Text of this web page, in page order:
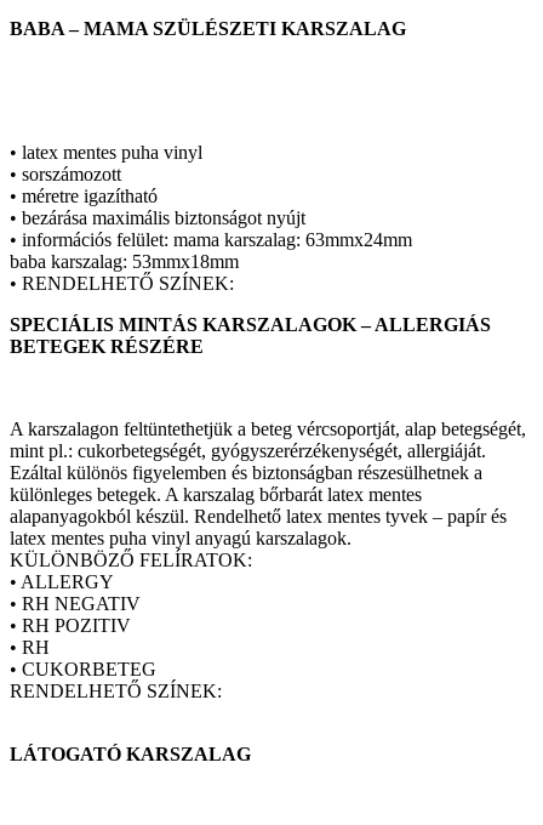
BABA – MAMA SZÜLÉSZETI KARSZALAG
• latex mentes puha vinyl
• sorszámozott
• méretre igazítható
• bezárása maximális biztonságot nyújt
• információs felület: mama karszalag: 63mmx24mm
baba karszalag: 53mmx18mm
• RENDELHETŐ SZÍNEK:
SPECIÁLIS MINTÁS KARSZALAGOK – ALLERGIÁS
BETEGEK RÉSZÉRE
A karszalagon feltüntethetjük a beteg vércsoportját, alap betegségét,
mint pl.: cukorbetegségét, gyógyszerérzékenységét, allergiáját.
Ezáltal különös figyelemben és biztonságban részesülhetnek a
különleges betegek. A karszalag bőrbarát latex mentes
alapanyagokból készül. Rendelhető latex mentes tyvek – papír és
latex mentes puha vinyl anyagú karszalagok.
KÜLÖNBÖZŐ FELÍRATOK:
• ALLERGY
• RH NEGATIV
• RH POZITIV
• RH
• CUKORBETEG
RENDELHETŐ SZÍNEK:
LÁTOGATÓ KARSZALAG